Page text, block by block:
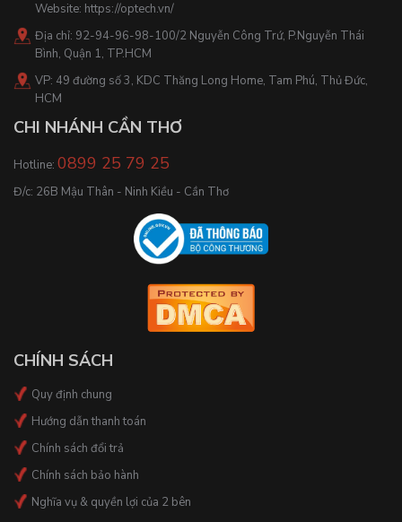
Website: https://optech.vn/
Địa chỉ: 92-94-96-98-100/2 Nguyễn Công Trứ, P.Nguyễn Thái
Bình, Quận 1, TP.HCM
VP: 49 đường số 3, KDC Thăng Long Home, Tam Phú, Thủ Đức,
HCM
CHI NHÁNH CẦN THƠ
Hotline: 0899 25 79 25
Đ/c: 26B Mậu Thân - Ninh Kiều - Cần Thơ
CHÍNH SÁCH
Quy định chung
Hướng dẫn thanh toán
Chính sách đổi trả
Chính sách bảo hành
Nghĩa vụ & quyền lợi của 2 bên